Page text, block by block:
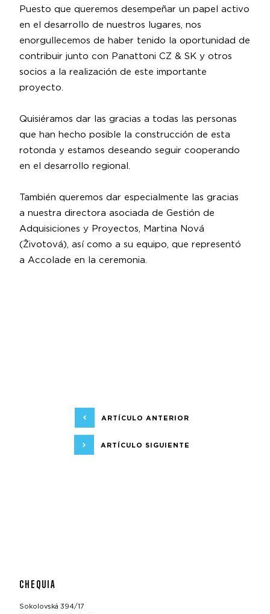
Puesto que queremos desempeñar un papel activo
en el desarrollo de nuestros lugares, nos
enorgullecemos de haber tenido la oportunidad de
contribuir junto con Panattoni CZ & SK y otros
socios a la realización de este importante
proyecto.
Quisiéramos dar las gracias a todas las personas
que han hecho posible la construcción de esta
rotonda y estamos deseando seguir cooperando
en el desarrollo regional.
También queremos dar especialmente las gracias
a nuestra directora asociada de Gestión de
Adquisiciones y Proyectos,
Martina Nová
(Životová) , así como a su equipo, que representó
a Accolade en la ceremonia.
ARTÍCULO ANTERIOR
ARTÍCULO SIGUIENTE
CHEQUIA
Sokolovská 394/17